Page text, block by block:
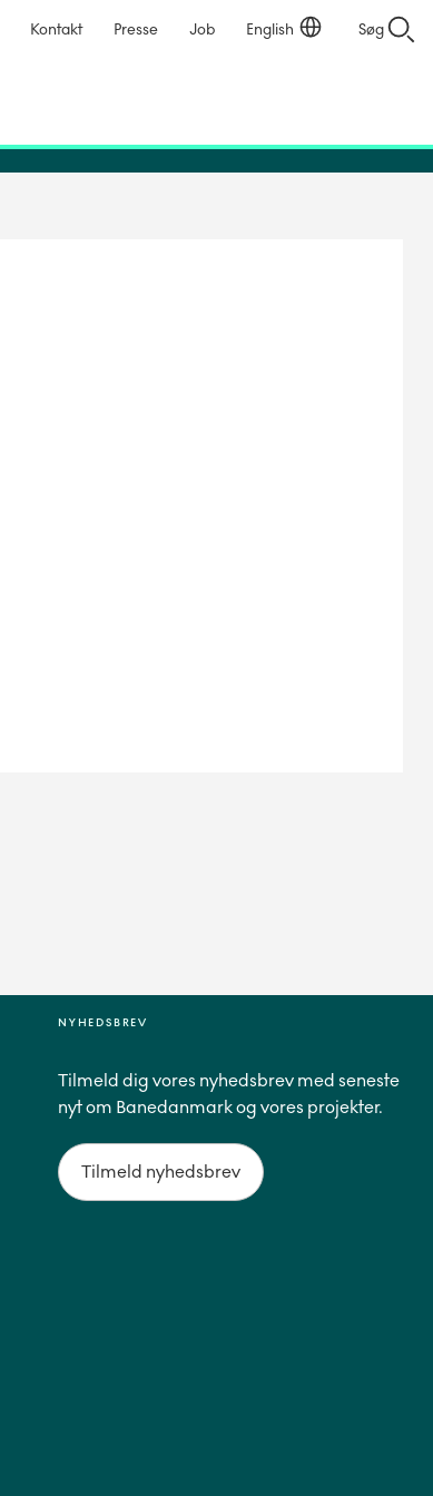
Kontakt Presse Job English Søg
NYHEDSBREV
Tilmeld dig vores nyhedsbrev med seneste
nyt om Banedanmark og vores projekter.
Tilmeld nyhedsbrev